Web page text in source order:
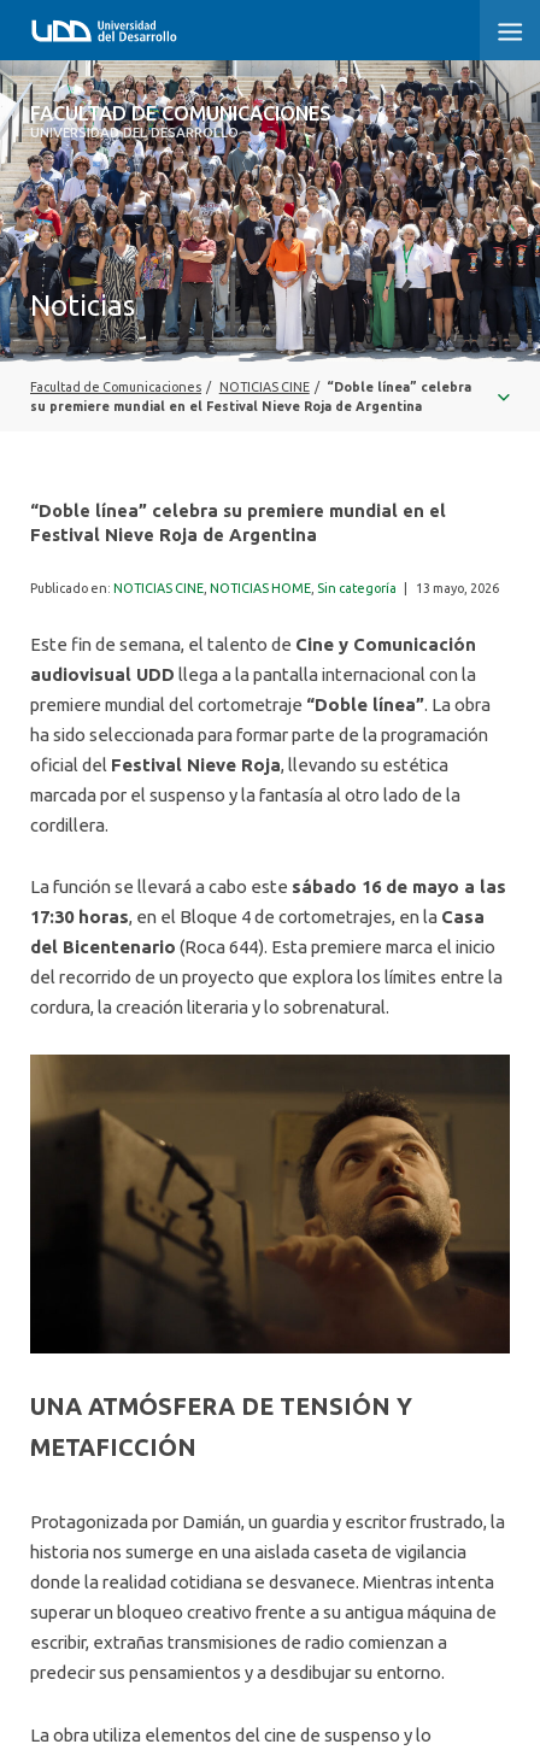
FACULTAD DE COMUNICACIONES
UNIVERSIDAD DEL DESARROLLO
FACULTAD DE COMUNICACIONES
INICIO
SOBRE LA FACULTAD
CARRERAS
POSTGRADOS Y EDUCACIÓN CONTINUA
INVESTIGACIÓN
ALUMNI
Noticias
Facultad de Comunicaciones / NOTICIAS CINE / “Doble línea” celebra
su premiere mundial en el Festival Nieve Roja de Argentina
“Doble línea” celebra su premiere mundial en el
Festival Nieve Roja de Argentina
Publicado en: NOTICIAS CINE NOTICIAS HOME Sin categoría 13 mayo, 2026
Este fin de semana, el talento de Cine y Comunicación
audiovisual UDD llega a la pantalla internacional con la
premiere mundial del cortometraje “Doble línea”. La obra
ha sido seleccionada para formar parte de la programación
oficial del Festival Nieve Roja, llevando su estética
marcada por el suspenso y la fantasía al otro lado de la
cordillera.
La función se llevará a cabo este sábado 16 de mayo a las
17:30 horas, en el Bloque 4 de cortometrajes, en la Casa
del Bicentenario (Roca 644). Esta premiere marca el inicio
del recorrido de un proyecto que explora los límites entre la
cordura, la creación literaria y lo sobrenatural.
UNA ATMÓSFERA DE TENSIÓN Y
METAFICCIÓN
Protagonizada por Damián, un guardia y escritor frustrado, la
historia nos sumerge en una aislada caseta de vigilancia
donde la realidad cotidiana se desvanece. Mientras intenta
superar un bloqueo creativo frente a su antigua máquina de
escribir, extrañas transmisiones de radio comienzan a
predecir sus pensamientos y a desdibujar su entorno.
La obra utiliza elementos del cine de suspenso y lo